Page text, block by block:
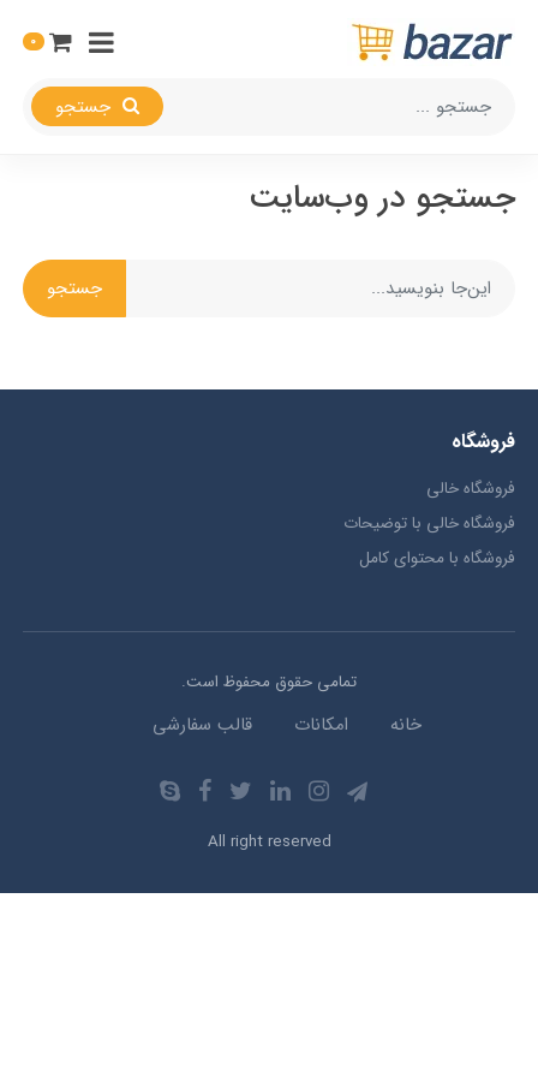
0
جستجو در وب‌سایت
جستجو
فروشگاه
فروشگاه خالی
فروشگاه خالی با توضیحات
فروشگاه با محتوای کامل
تمامی حقوق محفوظ است.
خانه امکانات قالب سفارشی
All right reserved